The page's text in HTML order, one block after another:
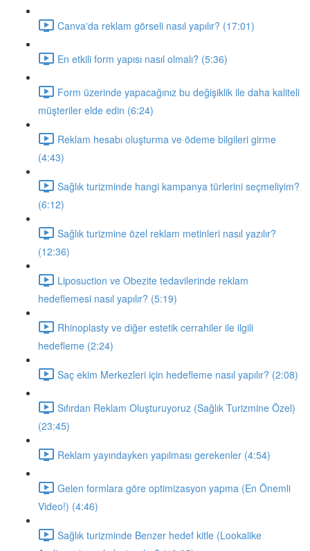
Canva'da reklam görseli nasıl yapılır? (17:01)
En etkili form yapısı nasıl olmalı? (5:36)
Form üzerinde yapacağınız bu değişiklik ile daha kaliteli
müşteriler elde edin (6:24)
Reklam hesabı oluşturma ve ödeme bilgileri girme
(4:43)
Sağlık turizminde hangi kampanya türlerini seçmeliyim?
(6:12)
Sağlık turizmine özel reklam metinleri nasıl yazılır?
(12:36)
Liposuction ve Obezite tedavilerinde reklam
hedeflemesi nasıl yapılır? (5:19)
Rhinoplasty ve diğer estetik cerrahiler ile ilgili
hedefleme (2:24)
Saç ekim Merkezleri için hedefleme nasıl yapılır? (2:08)
Sıfırdan Reklam Oluşturuyoruz (Sağlık Turizmine Özel)
(23:45)
Reklam yayındayken yapılması gerekenler (4:54)
Gelen formlara göre optimizasyon yapma (En Önemli
Video!) (4:46)
Sağlık turizminde Benzer hedef kitle (Lookalike